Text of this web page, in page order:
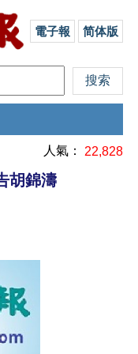
電子報 简体版
人氣： 22,828
胡錦濤